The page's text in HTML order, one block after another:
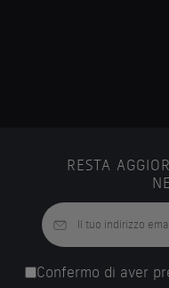
RESTA
Confermo di aver